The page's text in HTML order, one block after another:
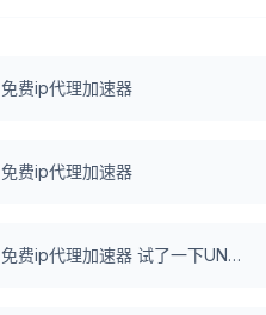
免费ip代理加速器
免费ip代理加速器
免费ip代理加速器 试了一下UNBLOCKCN，真好用。